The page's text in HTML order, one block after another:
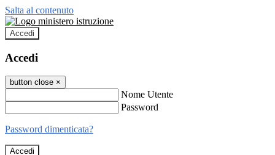
Salta al contenuto
Accedi
Accedi
button close ×
Nome Utente
Password
Password dimenticata?